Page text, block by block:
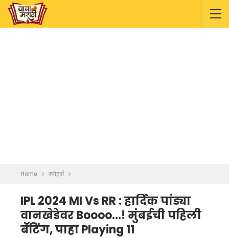
Home स्पोर्ट्स
IPL 2024 MI Vs RR : हार्दिक पांड्या
वानखेडेवर Boooo…! मुंबईची पहिली
बॅटिंग, पाहा Playing 11